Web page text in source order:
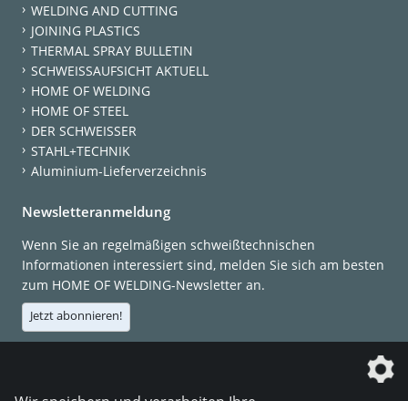
WELDING AND CUTTING
JOINING PLASTICS
THERMAL SPRAY BULLETIN
SCHWEISSAUFSICHT AKTUELL
HOME OF WELDING
HOME OF STEEL
DER SCHWEISSER
STAHL+TECHNIK
Aluminium-Lieferverzeichnis
Newsletteranmeldung
Wenn Sie an regelmäßigen schweißtechnischen
Informationen interessiert sind, melden Sie sich am besten
zum HOME OF WELDING-Newsletter an.
Jetzt abonnieren!
Die DVS Media GmbH ist ein Unternehmen der